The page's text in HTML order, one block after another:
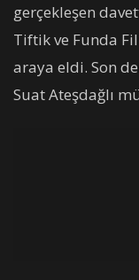
gerçekleşen
Tiftik ve Funda
araya eldi. Son
Suat Ateşdağlı